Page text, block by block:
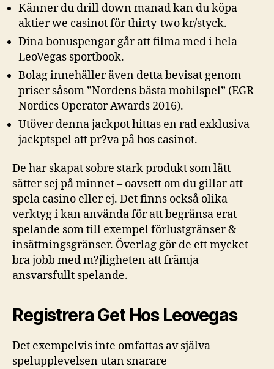
Känner du drill down manad kan du köpa
aktier we casinot för thirty-two kr/styck.
Dina bonuspengar går att filma med i hela
LeoVegas sportbook.
Bolag innehåller även detta bevisat genom
priser såsom ”Nordens bästa mobilspel” (EGR
Nordics Operator Awards 2016).
Utöver denna jackpot hittas en rad exklusiva
jackptspel att pr?va på hos casinot.
De har skapat sobre stark produkt som lätt
sätter sej på minnet – oavsett om du gillar att
spela casino eller ej. Det finns också olika
verktyg i kan använda för att begränsa erat
spelande som till exempel förlustgränser &
insättningsgränser. Överlag gör de ett mycket
bra jobb med m?jligheten att främja
ansvarsfullt spelande.
Registrera Get Hos Leovegas
Det exempelvis inte omfattas av själva
spelupplevelsen utan snarare